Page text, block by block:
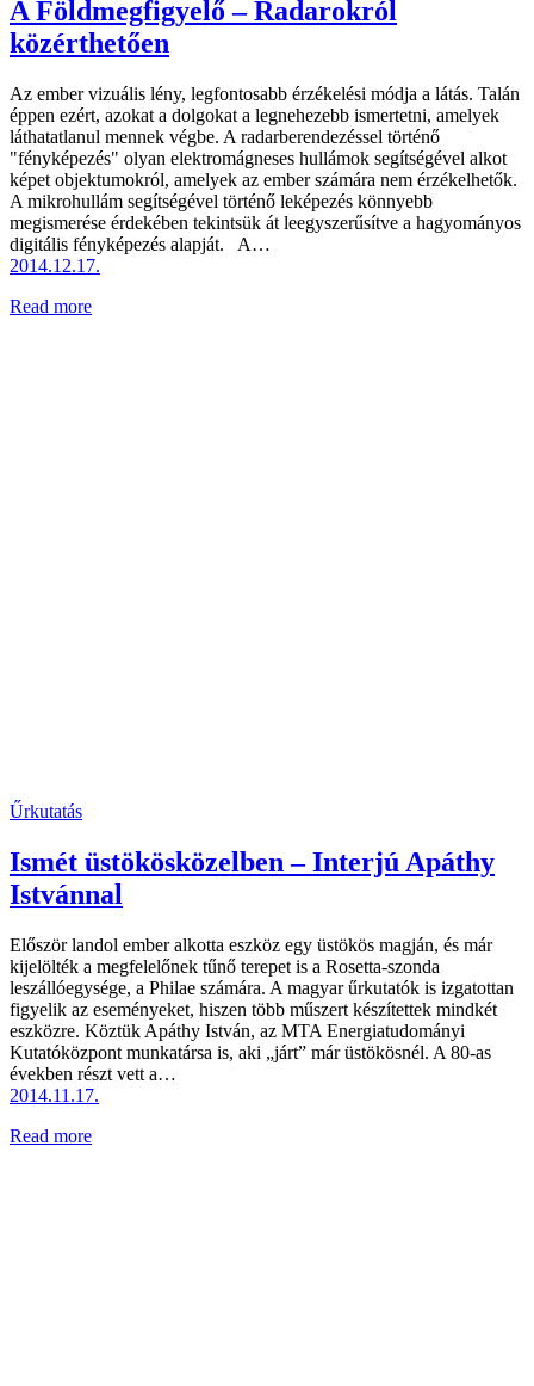
A Földmegfigyelő – Radarokról
közérthetően
Az ember vizuális lény, legfontosabb érzékelési módja a látás. Talán
éppen ezért, azokat a dolgokat a legnehezebb ismertetni, amelyek
láthatatlanul mennek végbe. A radarberendezéssel történő
"fényképezés" olyan elektromágneses hullámok segítségével alkot
képet objektumokról, amelyek az ember számára nem érzékelhetők.
A mikrohullám segítségével történő leképezés könnyebb
megismerése érdekében tekintsük át leegyszerűsítve a hagyományos
digitális fényképezés alapját. A…
2014.12.17.
Read more
Űrkutatás
Ismét üstökösközelben – Interjú Apáthy
Istvánnal
Először landol ember alkotta eszköz egy üstökös magján, és már
kijelölték a megfelelőnek tűnő terepet is a Rosetta-szonda
leszállóegysége, a Philae számára. A magyar űrkutatók is izgatottan
figyelik az eseményeket, hiszen több műszert készítettek mindkét
eszközre. Köztük Apáthy István, az MTA Energiatudományi
Kutatóközpont munkatársa is, aki „járt” már üstökösnél. A 80-as
években részt vett a…
2014.11.17.
Read more